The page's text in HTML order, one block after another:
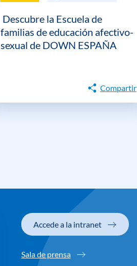
Descubre la Escuela de
familias de educación afectivo-
sexual de DOWN ESPAÑA
Compartir
Accede a la intranet
Sala de prensa